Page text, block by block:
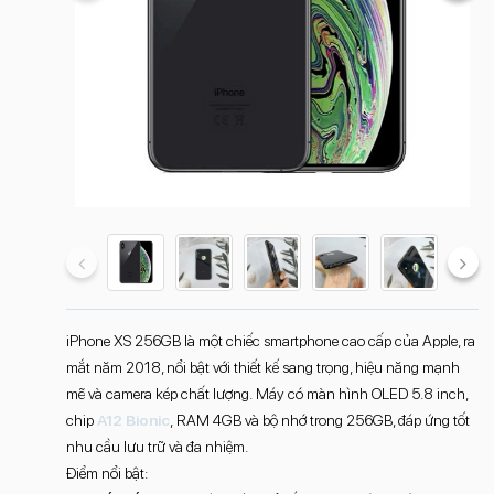
iPhone XS 256GB là một chiếc smartphone cao cấp của Apple, ra
mắt năm 2018, nổi bật với thiết kế sang trọng, hiệu năng mạnh
mẽ và camera kép chất lượng. Máy có màn hình OLED 5.8 inch,
chipA12 Bionic, RAM 4GB và bộ nhớ trong 256GB, đáp ứng tốt
nhu cầu lưu trữ và đa nhiệm.
Điểm nổi bật: